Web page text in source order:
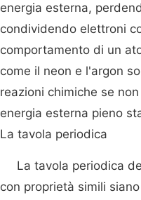
energia esterna,
condividendo elettroni
comportamento di un
come il neon e l'argon
reazioni chimiche se
energia esterna pieno
La tavola periodica
La tavola periodica
con proprietà simili